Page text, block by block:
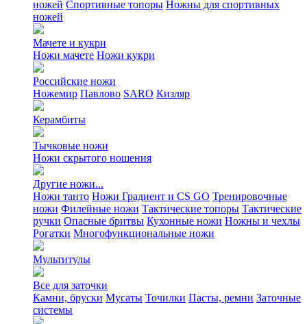
ножей Спортивные топоры Ножны для спортивных
ножей
Мачете и кукри
Ножи мачете Ножи кукри
Российские ножи
Ножемир Павлово SARO Кизляр
Керамбиты
Тычковые ножи
Ножи скрытого ношения
Другие ножи...
Ножи танто Ножи Градиент и CS GO Тренировочные
ножи Филейные ножи Тактические топоры Тактические
ручки Опасные бритвы Кухонные ножи Ножны и чехлы
Рогатки Многофункциональные ножи
Мультитулы
Все для заточки
Камни, бруски Мусаты Точилки Пасты, ремни Заточные
системы